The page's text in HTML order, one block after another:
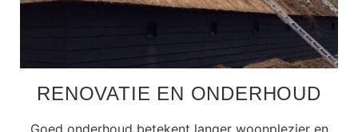
RENOVATIE EN ONDERHOUD
Goed onderhoud betekent langer woonplezier en